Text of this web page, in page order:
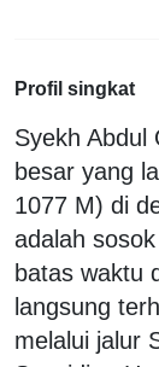
Profil singkat
Syekh Abdul
besar yang
1077 M) di
adalah
batas waktu
langsung
melalui jalur